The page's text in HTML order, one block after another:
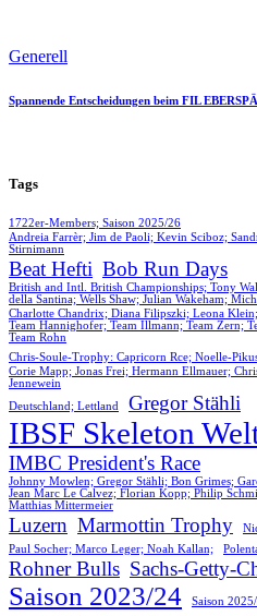
Generell
Spannende Entscheidungen beim FIL
Tags
1722er-Members; Saison 2025/26
Andreia Farrèr; Jim de Paoli; Kevin Sciboz;
Stirnimann
Beat Hefti Bob Run Days
British and Intl. British Championships; Tony
della Santina; Wells Shaw; Julian Wakeham;
Charlotte Chandrix; Diana Filipszki; Leona
Team Hannighofer; Team Illmann; Team Zern;
Team Rohn
Chris-Soule-Trophy: Capricorn Rce; Noelle-
Corie Mapp; Jonas Frei; Hermann Ellmauer;
Jennewein
Deutschland; Lettland
Gregor Stähli
IBSF Skeleton
IMBC President's Race
Johnny Mowlen; Gregor Stähli; Bon Grimes;
Jean Marc Le Calvez; Florian Kopp; Philip
Matthias Mittermeier
Luzern Marmottin Trophy
Paul Socher; Marco Leger; Noah Kallan;
Rohner Bulls Sachs-Getty-
Saison 2023/24 Saison